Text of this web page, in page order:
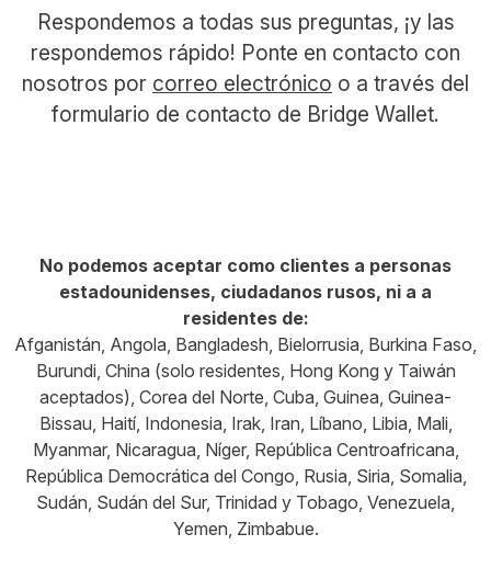
Respondemos a todas sus preguntas, ¡y las
respondemos rápido! Ponte en contacto con
nosotros por correo electrónico o a través del
formulario de contacto de Bridge Wallet.
No podemos aceptar como clientes a personas
estadounidenses, ciudadanos rusos, ni a a
residentes de:
Afganistán, Angola, Bangladesh, Bielorrusia, Burkina Faso,
Burundi, China (solo residentes, Hong Kong y Taiwán
aceptados), Corea del Norte, Cuba, Guinea, Guinea-
Bissau, Haití, Indonesia, Irak, Iran, Líbano, Libia, Mali,
Myanmar, Nicaragua, Níger, República Centroafricana,
República Democrática del Congo, Rusia, Siria, Somalia,
Sudán, Sudán del Sur, Trinidad y Tobago, Venezuela,
Yemen, Zimbabue.